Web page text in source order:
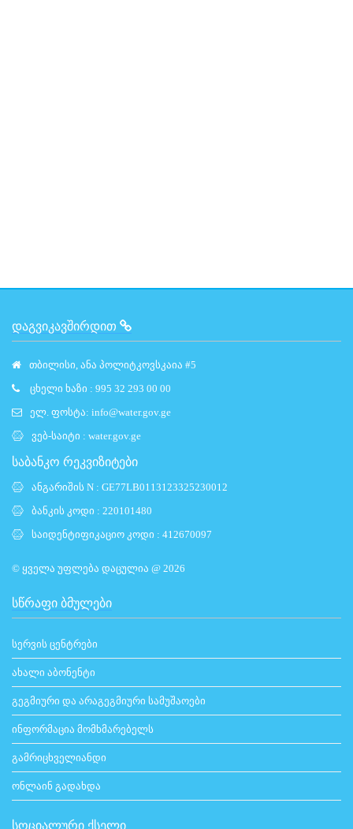
ᲓᲐᲒᲕᲘᲙᲐᲕᲨᲘᲠᲓᲘᲗ
თბილისი, ანა პოლიტკოვსკაია #5
ცხელი ხაზი : 995 32 293 00 00
ელ. ფოსტა: info@water.gov.ge
ვებ-საიტი : water.gov.ge
საბანკო რეკვიზიტები
ანგარიშის N : GE77LB0113123325230012
ბანკის კოდი : 220101480
საიდენტიფიკაციო კოდი : 412670097
© ყველა უფლება დაცულია @ 2026
ᲡᲬᲠᲐᲤᲘ ᲑᲛᲣᲚᲔᲑᲘ
სერვის ცენტრები
ახალი აბონენტი
გეგმიური და არაგეგმიური სამუშაოები
ინფორმაცია მომხმარებელს
გამრიცხველიანდი
ონლაინ გადახდა
ᲡᲝᲪᲘᲐᲚᲣᲠᲘ ᲥᲡᲔᲚᲘ